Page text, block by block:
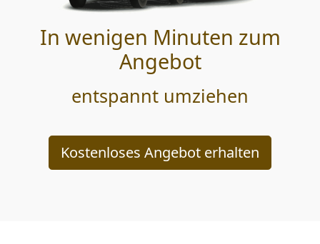
In wenigen Minuten zum
Angebot
entspannt umziehen
Kostenloses Angebot erhalten